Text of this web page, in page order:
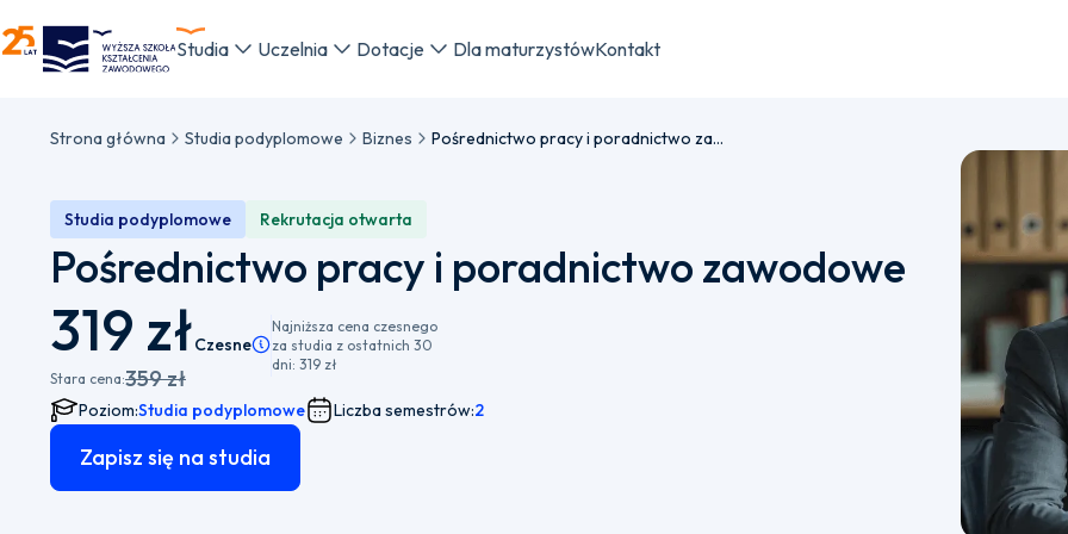
WSKZ - strona główna
Studia Uczelnia Dotacje Dla maturzystówKontakt
Strona główna Studia podyplomowe Biznes Pośrednictwo pracy i poradnictwo zawodowe
Studia podyplomowe Rekrutacja otwarta
Pośrednictwo pracy i poradnictwo zawodowe
319 złCzesnePamiętaj, że istnieje możliwość wyboru płatności semestralnej bądź jednorazowej.
Stara cena:359 zł
Najniższa cena czesnego
za studia z ostatnich 30
dni: 319 zł
Poziom:Studia podyplomowe Liczba semestrów:2
Zapisz się na studia